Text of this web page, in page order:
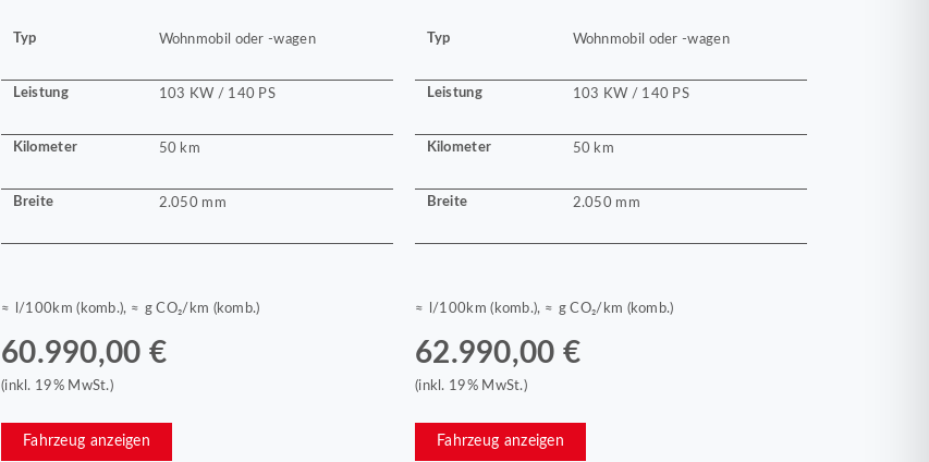
Typ Wohnmobil oder -wagen
Leistung 103 KW / 140 PS
Kilometer 50 km
Breite 2.050 mm
≈ l/100km (komb.), ≈ g CO₂/km (komb.)
60.990,00 €
(inkl. 19% MwSt.)
Fahrzeug anzeigen
Typ Wohnmobil oder -wagen
Leistung 103 KW / 140 PS
Kilometer 50 km
Breite 2.050 mm
≈ l/100km (komb.), ≈ g CO₂/km (komb.)
62.990,00 €
(inkl. 19% MwSt.)
Fahrzeug anzeigen